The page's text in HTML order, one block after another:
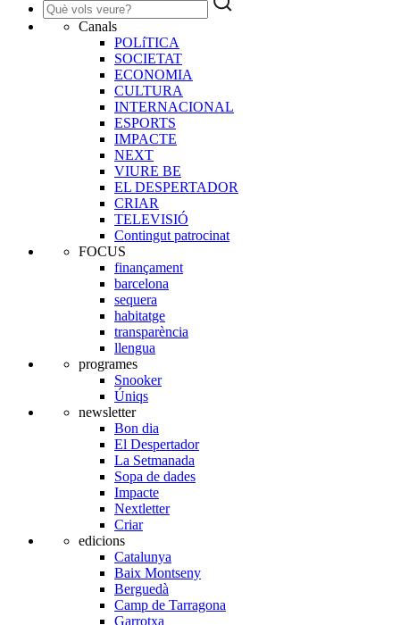
Canals
POLíTICA
SOCIETAT
ECONOMIA
CULTURA
INTERNACIONAL
ESPORTS
IMPACTE
NEXT
VIURE BE
EL DESPERTADOR
CRIAR
TELEVISIÓ
Contingut patrocinat
FOCUS
finançament
barcelona
sequera
habitatge
transparència
llengua
programes
Snooker
Úniqs
newsletter
Bon dia
El Despertador
La Setmanada
Sopa de dades
Impacte
Nextletter
Criar
edicions
Catalunya
Baix Montseny
Berguedà
Camp de Tarragona
Garrotxa